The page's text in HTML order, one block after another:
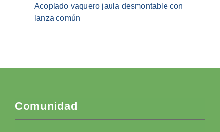
Acoplado vaquero jaula desmontable con
lanza común
Comunidad